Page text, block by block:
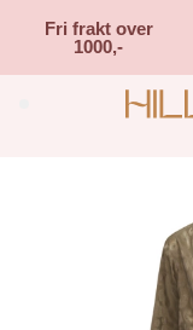
Fri frakt over
1000,-
Search (⌘K)